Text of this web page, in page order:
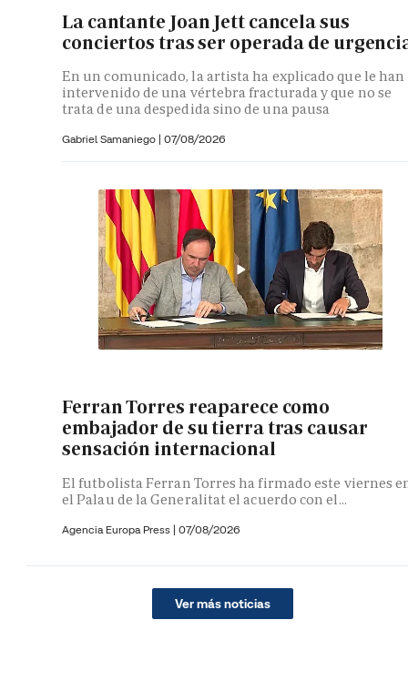
La cantante Joan Jett cancela sus
conciertos tras ser operada de
En un comunicado, la artista ha explicado que le han
intervenido de una vértebra fracturada y que no se
trata de una despedida sino de una pausa
Gabriel Samaniego | 07/08/2026
Ferran Torres reaparece como
embajador de su tierra tras causar
sensación internacional
El futbolista Ferran Torres ha firmado este viernes
el Palau de la Generalitat el acuerdo con el...
Agencia Europa Press | 07/08/2026
Ver más noticias